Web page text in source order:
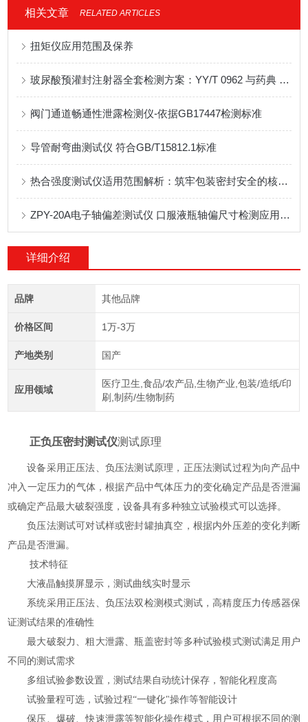
相关文章 RELATED ARTICLES
扭矩仪应用范围及保养
玻尿酸预灌封注射器全套检测方案：YY/T 0962 与药典 9628 双重合规
阀门通道畅通性泄露检测仪-依据GB17447检测标准
导管耐弯曲测试仪 符合GB/T15812.1标准
热合强度测试仪适用范围解析：筑牢包装密封安全的核心防线
ZPY-20A电子轴偏差测试仪 口服液瓶轴偏尺寸检测应用方案
详细介绍
品牌 其他品牌
价格区间 1万-3万
产地类别 国产
应用领域
医疗卫生,食品/农产品,生物产业,包装/造纸/印
刷,制药/生物制药
正负压密封测试仪测试原理
设备采用正压法、负压法测试原理，正压法测试过程为向产品中
冲入一定压力的气体，根据产品中气体压力的变化确定产品是否泄漏
或确定产品最大破裂强度，设备具有多种独立试验模式可以选择。
负压法测试可对试样或密封罐抽真空，根据内外压差的变化判断
产品是否泄漏。
技术特征
大液晶触摸屏显示，测试曲线实时显示
系统采用正压法、负压法双检测模式测试，高精度压力传感器保
证测试结果的准确性
最大破裂力、粗大泄露、瓶盖密封等多种试验模式测试满足用户
不同的测试需求
多组试验参数设置，测试结果自动统计保存，智能化程度高
试验量程可选，试验过程“一键化"操作等智能设计
保压、爆破、快速泄露等智能化操作模式，用户可根据不同的测